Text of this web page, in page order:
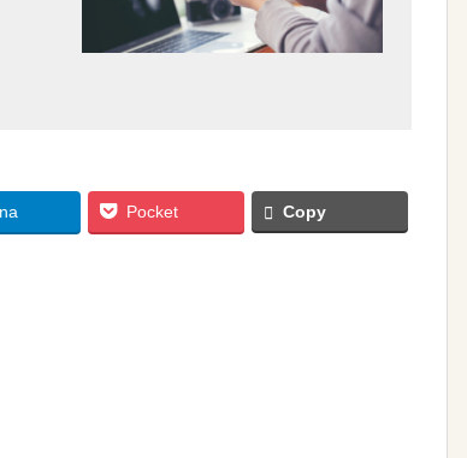
Pocket Copy